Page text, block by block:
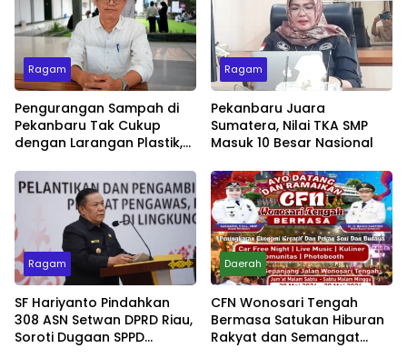
Ragam
Pengurangan Sampah di
Pekanbaru Tak Cukup
dengan Larangan Plastik,
Jadi Penentu
Ragam
Pekanbaru Juara
Sumatera, Nilai TKA SMP
Masuk 10 Besar Nasional
Ragam
SF Hariyanto Pindahkan
308 ASN Setwan DPRD Riau,
Soroti Dugaan SPPD
Daerah
CFN Wonosari Tengah
Bermasa Satukan Hiburan
Rakyat dan Semangat